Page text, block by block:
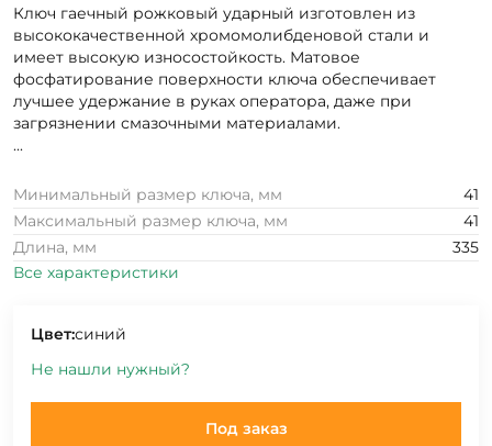
Ключ гаечный рожковый ударный изготовлен из
высококачественной хромомолибденовой стали и
имеет высокую износостойкость. Матовое
фосфатирование поверхности ключа обеспечивает
лучшее удержание в руках оператора, даже при
загрязнении смазочными материалами.
...
Минимальный размер ключа, мм
41
Максимальный размер ключа, мм
41
Длина, мм
335
Все характеристики
Цвет:синий
Не нашли нужный?
Под заказ